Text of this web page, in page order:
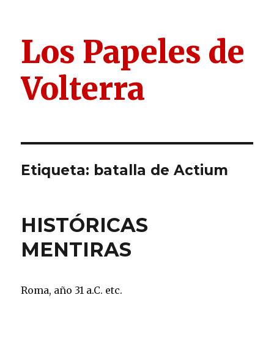
Los Papeles de
Volterra
Etiqueta: batalla de Actium
HISTÓRICAS
MENTIRAS
Roma, año 31 a.C. etc.